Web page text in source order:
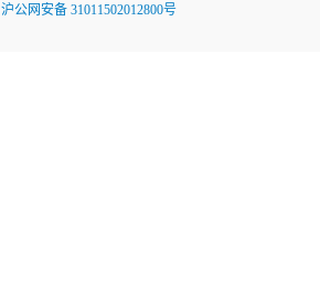
沪公网安备 31011502012800号